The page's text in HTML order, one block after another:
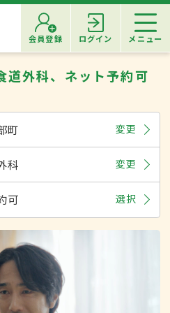
会員登録 ログイン メニュー
道外科、ネット予約可
町 変更
科 変更
可 選択